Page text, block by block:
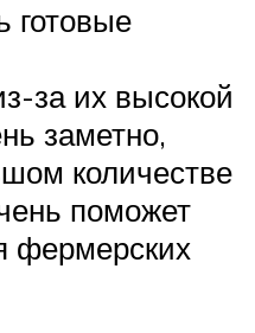
готовые
за их высокой
заметно,
количестве
поможет
фермерских